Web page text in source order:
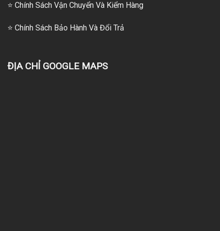
⭐ Chính Sách Vận Chuyển Và Kiểm Hàng
⭐ Chính Sách Bảo Hành Và Đổi Trả
ĐỊA CHỈ GOOGLE MAPS